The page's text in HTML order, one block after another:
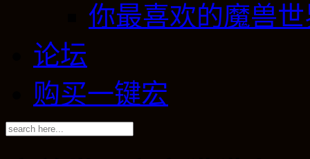
你最喜欢的魔兽
论坛
购买一键宏